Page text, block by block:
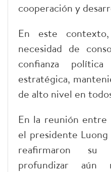
cooperación y
En este
necesidad de
confianza
estratégica,
de alto nivel en
En la reunión
el presidente
reafirmaron su
profundizar aún